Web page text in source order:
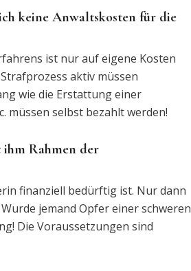
keine Anwaltskosten für die
ist nur auf eigene Kosten
aktiv müssen
wie die Erstattung einer
müssen selbst bezahlt werden!
Rahmen der
finanziell bedürftig ist. Nur dann
jemand Opfer einer schweren
Die Voraussetzungen sind